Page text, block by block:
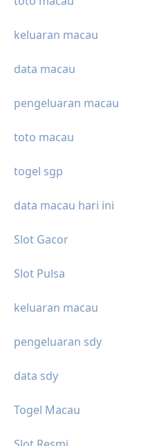
keluaran macau
data macau
pengeluaran macau
toto macau
togel sgp
data macau hari ini
Slot Gacor
Slot Pulsa
keluaran macau
pengeluaran sdy
data sdy
Togel Macau